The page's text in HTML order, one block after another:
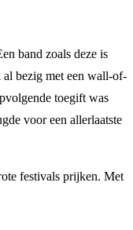
band zoals deze is
al bezig met een wall-of-
toegift was
voor een allerlaatste
festivals prijken. Met